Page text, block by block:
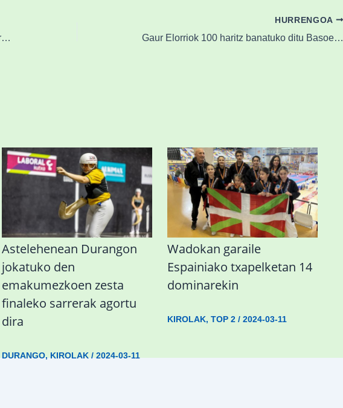
Gaur 15:46an hasiko da udaberria: eguzki artean eta euririk gabe
HURRENGOA
Gaur Elorriok 100 haritz banatuko ditu Basoen Nazioarteko Eguna ospatzeko
Astelehenean Durangon
jokatuko den
emakumezkoen zesta
finaleko sarrerak agortu
dira
DURANGO, KIROLAK /2024-03-11
Wadokan garaile
Espainiako txapelketan 14
dominarekin
KIROLAK,TOP 2 /2024-03-11